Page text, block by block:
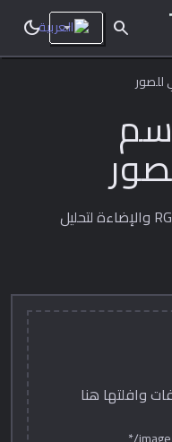
search
dark_mode
للصور
اعرض الرسوم البيانية RGB والإضاءة لتحليل
وافلتها هنا